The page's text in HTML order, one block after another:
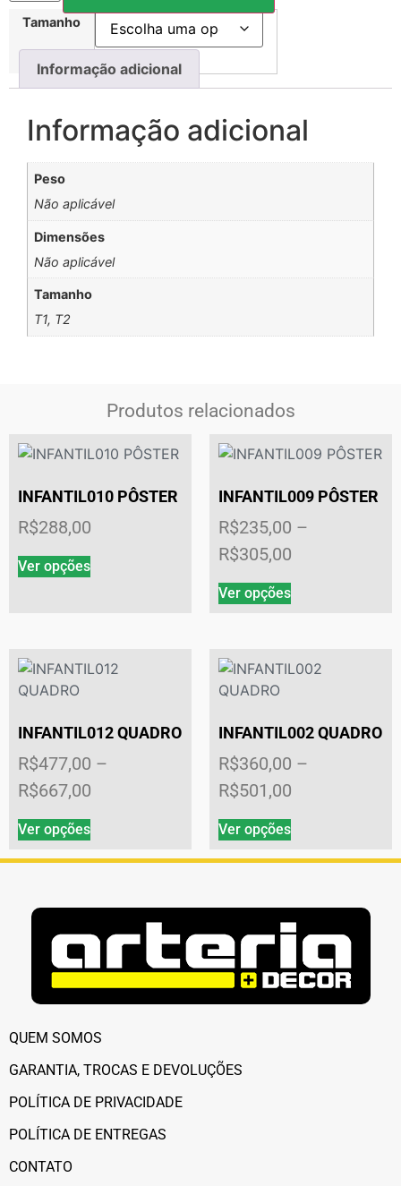
Tamanho
Informação adicional
Informação adicional
Peso
Não aplicável
Dimensões
Não aplicável
Tamanho
T1, T2
Produtos relacionados
INFANTIL010 PÔSTER
R$288,00
Ver opções
INFANTIL009 PÔSTER
R$235,00 –
R$305,00
Ver opções
INFANTIL012 QUADRO
R$477,00 –
R$667,00
Ver opções
INFANTIL002 QUADRO
R$360,00 –
R$501,00
Ver opções
QUEM SOMOS
GARANTIA, TROCAS E DEVOLUÇÕES
POLÍTICA DE PRIVACIDADE
POLÍTICA DE ENTREGAS
CONTATO